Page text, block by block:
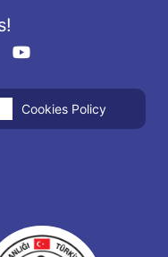
Cookies Policy